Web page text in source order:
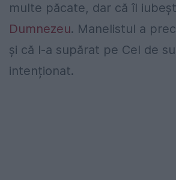
multe păcate, dar că îl
Dumnezeu. Manelistul a
și că l-a supărat pe Cel de
intenționat.